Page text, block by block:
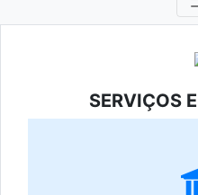
SERVIÇOS